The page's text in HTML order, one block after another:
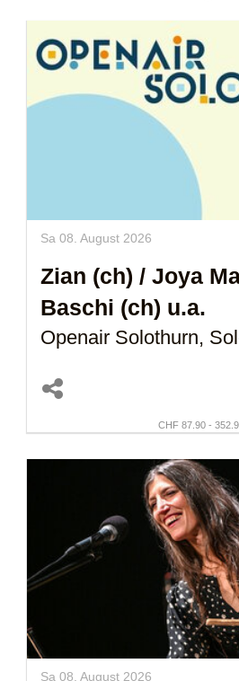
Sa 08. August 2026
Zian (ch) / Joya
Baschi (ch) u.a.
Openair Solothurn,
CHF 87.90 -
Sa 08. August 2026